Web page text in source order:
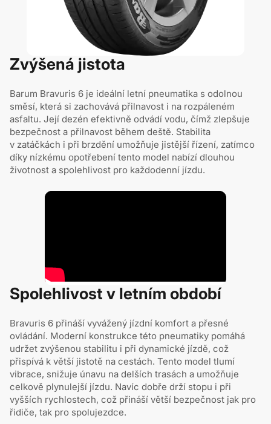
Zvýšená jistota
Barum Bravuris 6 je ideální letní pneumatika s odolnou
směsí, která si zachovává přilnavost i na rozpáleném
asfaltu. Její dezén efektivně odvádí vodu, čímž zlepšuje
bezpečnost a přilnavost během deště. Stabilita
v zatáčkách i při brzdění umožňuje jistější řízení, zatímco
díky nízkému opotřebení tento model nabízí dlouhou
životnost a spolehlivost pro každodenní jízdu.
Spolehlivost v letním období
Bravuris 6 přináší vyvážený jízdní komfort a přesné
ovládání. Moderní konstrukce této pneumatiky pomáhá
udržet zvýšenou stabilitu i při dynamické jízdě, což
přispívá k větší jistotě na cestách. Tento model tlumí
vibrace, snižuje únavu na delších trasách a umožňuje
celkově plynulejší jízdu. Navíc dobře drží stopu i při
vyšších rychlostech, což přináší větší bezpečnost jak pro
řidiče, tak pro spolujezdce.